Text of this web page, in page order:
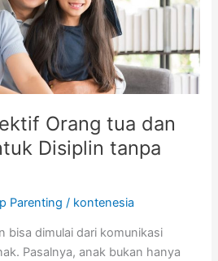
Orang tua dan
Disiplin tanpa
Parenting / kontenesia
bisa dimulai dari komunikasi
Pasalnya, anak bukan hanya